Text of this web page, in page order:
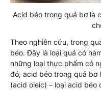
Acid béo trong quả bơ là
Theo nghiên cứu, trong
béo. Đây là loại quả có
những loại thực phẩm có
đó, acid béo trong quả bơ
(acid oleic) – loại acid